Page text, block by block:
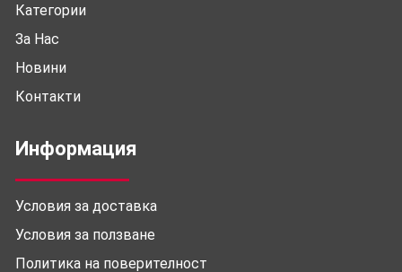
Категории
За Нас
Новини
Контакти
Информация
Условия за доставка
Условия за ползване
Политика на поверителност